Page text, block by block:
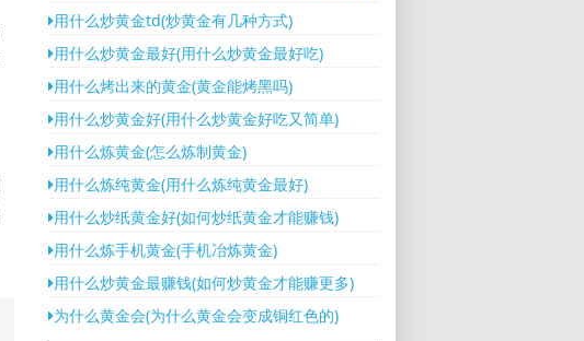
用什么炒黄金td(炒黄金有几种方式)
用什么炒黄金最好(用什么炒黄金最好吃)
用什么烤出来的黄金(黄金能烤黑吗)
用什么炒黄金好(用什么炒黄金好吃又简单)
用什么炼黄金(怎么炼制黄金)
用什么炼纯黄金(用什么炼纯黄金最好)
用什么炒纸黄金好(如何炒纸黄金才能赚钱)
用什么炼手机黄金(手机冶炼黄金)
用什么炒黄金最赚钱(如何炒黄金才能赚更多)
为什么黄金会(为什么黄金会变成铜红色的)